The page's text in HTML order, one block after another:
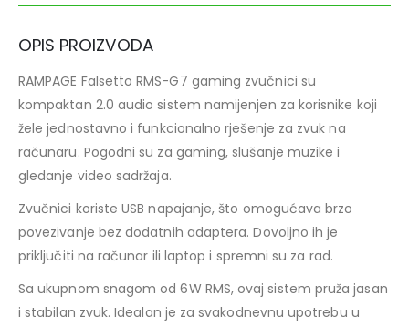
OPIS PROIZVODA
RAMPAGE Falsetto RMS-G7 gaming zvučnici su
kompaktan 2.0 audio sistem namijenjen za korisnike koji
žele jednostavno i funkcionalno rješenje za zvuk na
računaru. Pogodni su za gaming, slušanje muzike i
gledanje video sadržaja.
Zvučnici koriste USB napajanje, što omogućava brzo
povezivanje bez dodatnih adaptera. Dovoljno ih je
priključiti na računar ili laptop i spremni su za rad.
Sa ukupnom snagom od 6W RMS, ovaj sistem pruža jasan
i stabilan zvuk. Idealan je za svakodnevnu upotrebu u